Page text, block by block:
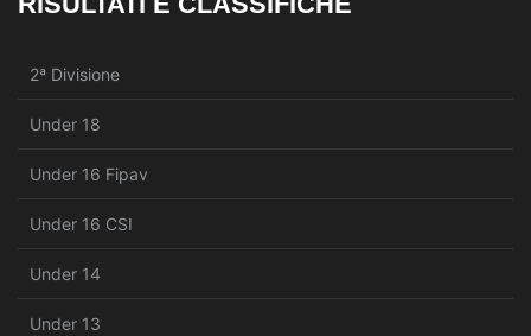
2ª Divisione
Under 18
Under 16 Fipav
Under 16 CSI
Under 14
Under 13